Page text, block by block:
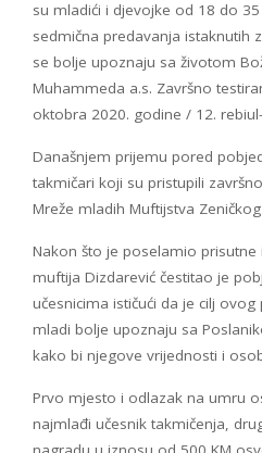
su mladići i djevojke od 18 do
sedmična predavanja istaknutih
se bolje upoznaju sa životom
Muhammeda a.s. Završno
oktobra 2020. godine / 12.
Današnjem prijemu pored
takmičari koji su pristupili
Mreže mladih Muftijstva
Nakon što je poselamio
muftija Dizdarević čestitao je
učesnicima ističući da je cilj
mladi bolje upoznaju sa
kako bi njegove vrijednosti i
Prvo mjesto i odlazak na umru
najmlađi učesnik takmičenja,